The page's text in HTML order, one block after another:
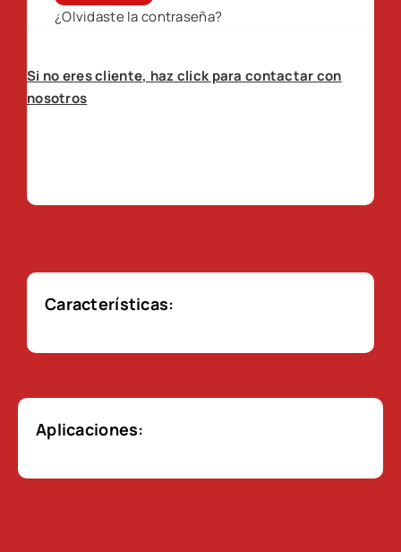
¿Olvidaste la contraseña?
Si no eres cliente, haz click para contactar con
nosotros
Características:
Aplicaciones: